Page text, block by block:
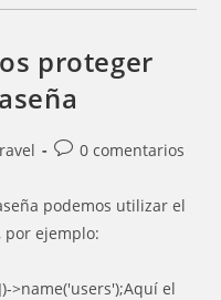
proteger
Comentarios
entrada:
0 comentarios
podemos utilizar el
por ejemplo:
>name('users');Aquí el